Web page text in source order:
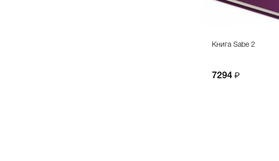
Книга Sabe 2
7294